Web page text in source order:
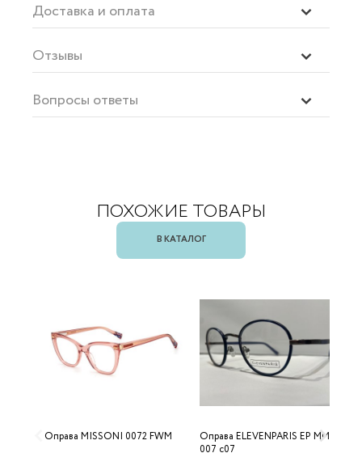
Доставка и оплата
Отзывы
Вопросы ответы
ПОХОЖИЕ ТОВАРЫ
В КАТАЛОГ
Оправа MISSONI 0072 FWM
Оправа ELEVENPARIS EP MM
007 c07